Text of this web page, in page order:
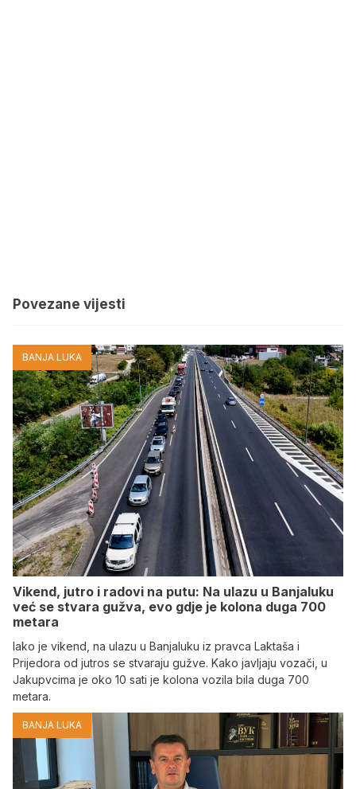
Povezane vijesti
BANJA LUKA
Vikend, jutro i radovi na putu: Na ulazu u Banjaluku
već se stvara gužva, evo gdje je kolona duga 700
metara
Iako je vikend, na ulazu u Banjaluku iz pravca Laktaša i
Prijedora od jutros se stvaraju gužve. Kako javljaju vozači, u
Jakupvcima je oko 10 sati je kolona vozila bila duga 700
metara.
BANJA LUKA